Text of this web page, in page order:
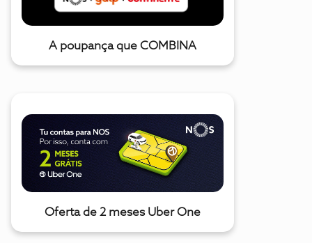
A poupança que COMBINA
Oferta de 2 meses Uber One